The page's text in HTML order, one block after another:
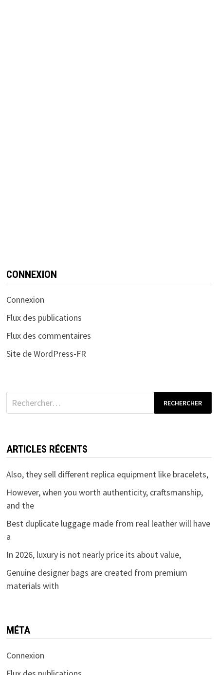
CONNEXION
Connexion
Flux des publications
Flux des commentaires
Site de WordPress-FR
Rechercher :
ARTICLES RÉCENTS
Also, they sell different replica equipment like bracelets,
However, when you worth authenticity, craftsmanship,
and the
Best duplicate luggage made from real leather will have
a
In 2026, luxury is not nearly price its about value,
Genuine designer bags are created from premium
materials with
MÉTA
Connexion